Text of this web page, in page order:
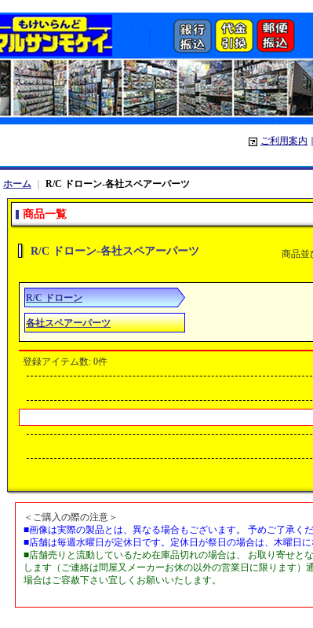
ご利用案内
ホーム R/C ドローン-各社スペアーパーツ
商品一覧
R/C ドローン-各社スペアーパーツ 商品並
R/C ドローン
各社スペアーパーツ
登録アイテム数: 0件
＜ご購入の際の注意＞
■画像は実際の製品とは、異なる場合もございます。 予めご了承くだ
■店舗は毎週水曜日が定休日です。定休日が祭日の場合は、木曜日に
■店舗売りと流動しているため在庫品切れの場合は、 お取り寄せと
します（ご連絡は問屋又メーカーお休の以外の営業日に限ります）
場合はご容赦下さい宜しくお願いいたします。